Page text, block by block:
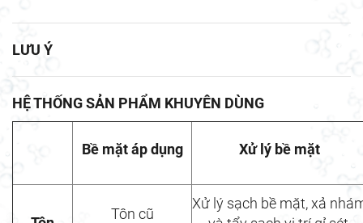
LƯU Ý
HỆ THỐNG SẢN PHẨM KHUYÊN DÙNG
Bề mặt áp dụng Xử lý bề mặt
Tôn cũ
Xử lý sạch bề mặt, xả